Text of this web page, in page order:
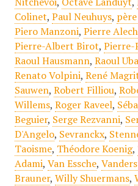
Colinet, Paul Neuhuys,
Piero Manzoni, Pierre
Pierre-Albert Birot, Pierre-
Raoul Hausmann, Raoul
Renato Volpini, René
Sauwen, Robert Filliou,
Willems, Roger Raveel,
Beguier, Serge Rezvanni,
D'Angelo, Sevranckx,
Taoisme, Théodore Koenig,
Adami, Van Essche,
Brauner, Willy Shuermans,